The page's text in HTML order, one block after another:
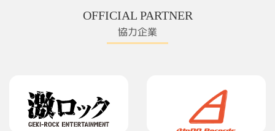
OFFICIAL PARTNER
協力企業